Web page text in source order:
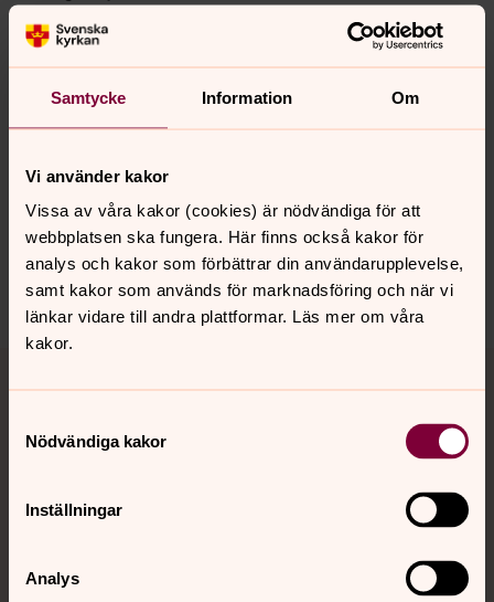
Samtycke Information Om
Vi använder kakor
Vissa av våra kakor (cookies) är nödvändiga för att
webbplatsen ska fungera. Här finns också kakor för
analys och kakor som förbättrar din användarupplevelse,
samt kakor som används för marknadsföring och när vi
länkar vidare till andra plattformar. Läs mer om våra
kakor.
Nödvändiga kakor
Inställningar
Analys
VECKOMÄSSA KVISTABERG
Torsdagar, jämna veckor, kl. 14.00
Synpunkter eller frågor på sidans
innehåll?
bro.forsamling@svenskakyrkan.se
Dela
Tillbaka till toppen
Tillbaka till innehållet